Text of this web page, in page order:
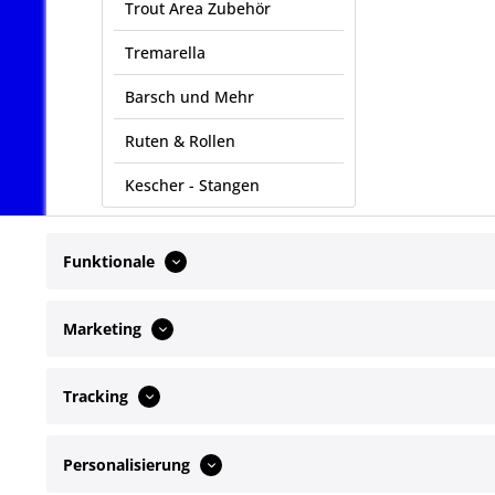
Trout Area Zubehör
Tremarella
Barsch und Mehr
Ruten & Rollen
Kescher - Stangen
Telefonische Unterstützung und Beratung
Funktionale
Marketing
Tracking
Personalisierung